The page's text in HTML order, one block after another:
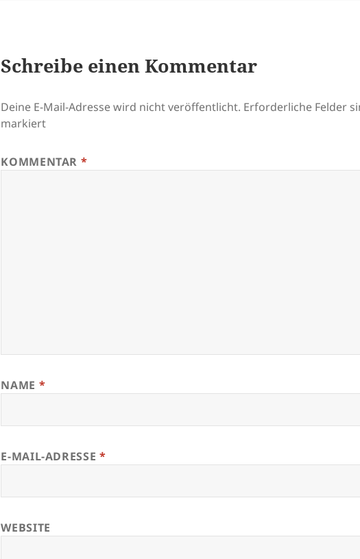
Schreibe einen Kommentar
Deine E-Mail-Adresse wird nicht veröffentlicht. Erforderliche Felder
markiert
KOMMENTAR *
NAME *
E-MAIL-ADRESSE *
WEBSITE